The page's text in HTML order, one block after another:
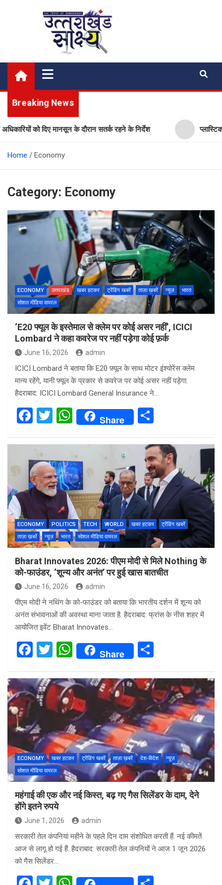
Uttarakhand Shakshya
My News Portal
Breaking News
दिए मानसून के दौरान सतर्क रहने के निर्देश प्लास्टिक मुक्त
Home Economy
Category: Economy
ECONOMY उत्तराखंड खबर हटकर ट्रेंडिंग खबरें ताज़ा ख़बरें न्यूज़
भारत
सोशल मीडिया वायरल
‘E20 फ्यूल के इस्तेमाल से क्लेम पर कोई असर नहीं’, ICICI
Lombard ने कहा कवरेज पर नहीं पड़ेगा कोई फ़र्क
June 16, 2026 admin
ICICI Lombard ने बताया कि E20 फ़्यूल के साथ मोटर इंश्योरेंस क्लेम
मान्य रहेंगे, यानी फ़्यूल के प्रकार से कवरेज पर कोई असर नहीं पड़ेगा.
हैदराबाद: ICICI Lombard General Insurance ने…
F
ce
b
o
o
T
tt
er
W
h
at
s
A
p
p
Share
ar
e
ECONOMY POLITICS TECH WORLD खबर हटकर
ट्रेंडिंग खबरें
ताज़ा ख़बरें
न्यूज़ भारत सोशल मीडिया वायरल
Bharat Innovates 2026: पीएम मोदी से मिले Nothing के
को-फाउंडर, ‘शून्य और अनंत’ पर हुई खास बातचीत
June 16, 2026 admin
पीएम मोदी ने नथिंग के को-फाउंडर को बताया कि भारतीय दर्शन में शून्य को
अनंत संभावनाओं की अवस्था माना जाता है. हैदराबाद: फ्रांस के नीस शहर में
आयोजित इवेंट Bharat Innovates…
F
ce
b
o
o
k
T
tt
er
W
h
at
s
A
p
p
Share
ar
e
ECONOMY खबर हटकर ट्रेंडिंग खबरें ताज़ा ख़बरें देश-विदेश
न्यूज़
सोशल मीडिया वायरल
महंगाई की एक और नई किस्त, बढ़ गए गैस सिलेंडर के दाम, देने
होंगे इतने रुपये
June 1, 2026 admin
सरकारी तेल कंपनियां महीने के पहले दिन दाम संशोधित करती हैं. नई कीमतें
आज से लागू हो गई हैं. हैदराबाद: सरकारी तेल कंपनियों ने आज 1 जून 2026
को गैस सिलेंडर…